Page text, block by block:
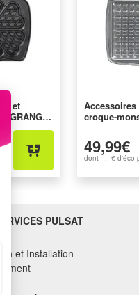
et
croque-
49,99€
dont --,--€ d'éco-
PULSAT
et Installation